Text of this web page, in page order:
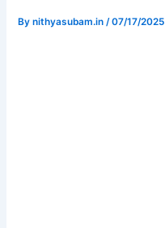
Bynithyasubam.in/07/17/2025